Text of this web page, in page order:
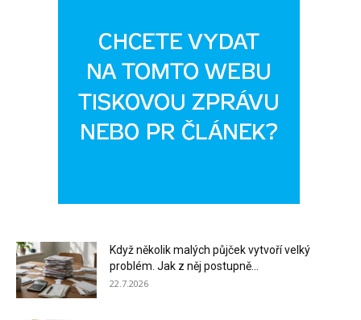
Když několik malých půjček vytvoří velký
problém. Jak z něj postupně...
22.7.2026